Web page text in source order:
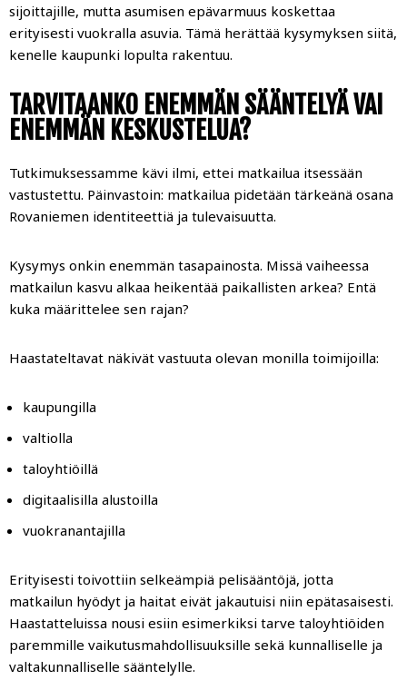
sijoittajille, mutta asumisen epävarmuus koskettaa
erityisesti vuokralla asuvia. Tämä herättää kysymyksen siitä,
kenelle kaupunki lopulta rakentuu.
TARVITAANKO ENEMMÄN SÄÄNTELYÄ VAI
ENEMMÄN KESKUSTELUA?
Tutkimuksessamme kävi ilmi, ettei matkailua itsessään
vastustettu. Päinvastoin: matkailua pidetään tärkeänä osana
Rovaniemen identiteettiä ja tulevaisuutta.
Kysymys onkin enemmän tasapainosta. Missä vaiheessa
matkailun kasvu alkaa heikentää paikallisten arkea? Entä
kuka määrittelee sen rajan?
Haastateltavat näkivät vastuuta olevan monilla toimijoilla:
kaupungilla
valtiolla
taloyhtiöillä
digitaalisilla alustoilla
vuokranantajilla
Erityisesti toivottiin selkeämpiä pelisääntöjä, jotta
matkailun hyödyt ja haitat eivät jakautuisi niin epätasaisesti.
Haastatteluissa nousi esiin esimerkiksi tarve taloyhtiöiden
paremmille vaikutusmahdollisuuksille sekä kunnalliselle ja
valtakunnalliselle sääntelylle.